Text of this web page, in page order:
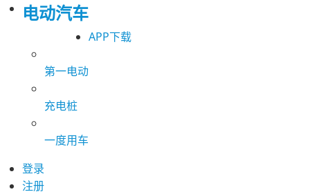
电动汽车
APP下载
第一电动
充电桩
一度用车
登录
注册